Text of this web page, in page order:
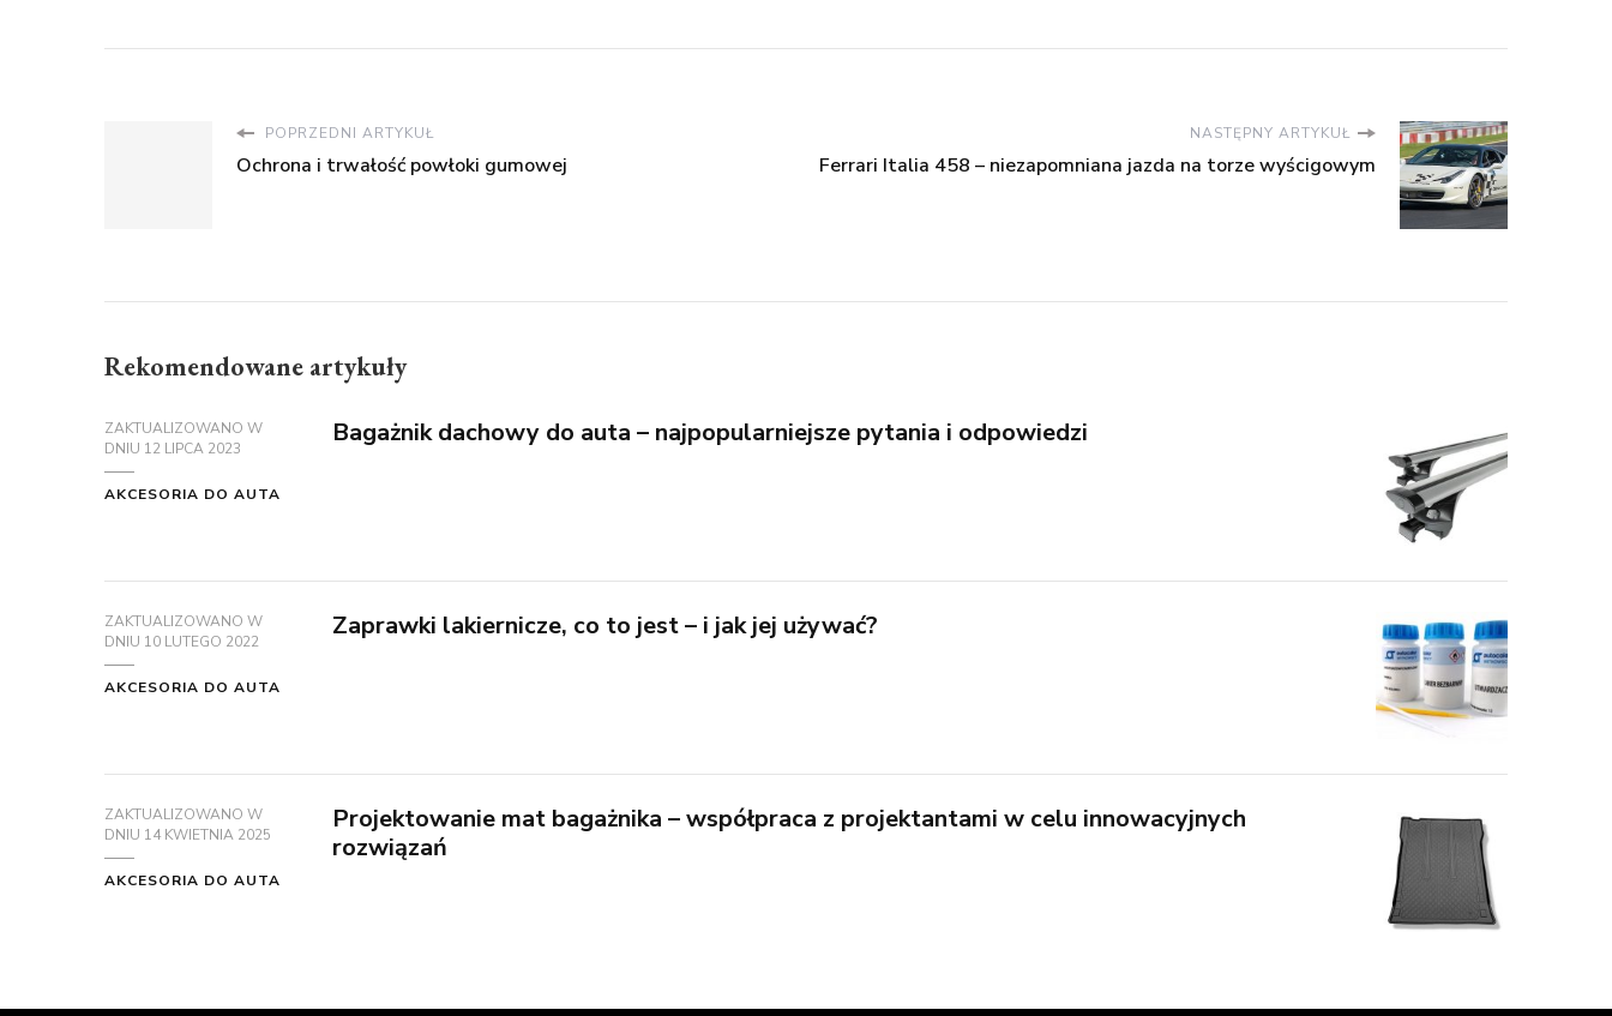
POPRZEDNI ARTYKUŁ
Ochrona i trwałość powłoki gumowej
NASTĘPNY ARTYKUŁ
Ferrari Italia 458 – niezapomniana jazda na torze wyścigowym
Rekomendowane artykuły
ZAKTUALIZOWANO W
DNIU 12 LIPCA 2023
AKCESORIA DO AUTA
Bagażnik dachowy do auta – najpopularniejsze pytania i odpowiedzi
ZAKTUALIZOWANO W
DNIU 10 LUTEGO 2022
AKCESORIA DO AUTA
Zaprawki lakiernicze, co to jest – i jak jej używać?
ZAKTUALIZOWANO W
DNIU 14 KWIETNIA 2025
AKCESORIA DO AUTA
Projektowanie mat bagażnika – współpraca z projektantami w celu innowacyjnych
rozwiązań